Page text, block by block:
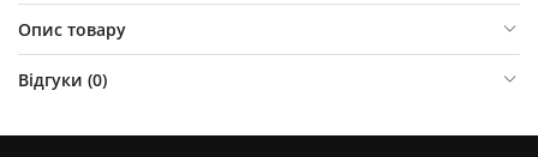
Опис товару
Відгуки (0)